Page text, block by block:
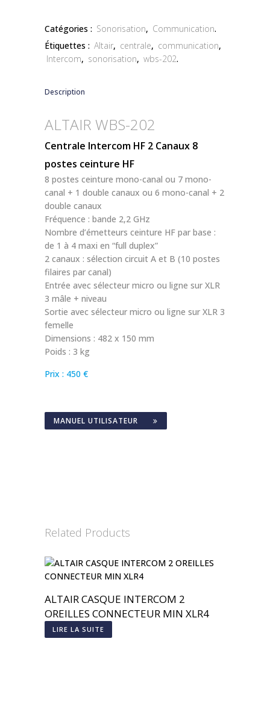
Catégories : Sonorisation, Communication.
Étiquettes : Altair, centrale, communication,
Intercom, sonorisation, wbs-202.
Description
ALTAIR WBS-202
Centrale Intercom HF 2 Canaux 8
postes ceinture HF
8 postes ceinture mono-canal ou 7 mono-
canal + 1 double canaux ou 6 mono-canal + 2
double canaux
Fréquence : bande 2,2 GHz
Nombre d’émetteurs ceinture HF par base :
de 1 à 4 maxi en “full duplex”
2 canaux : sélection circuit A et B (10 postes
filaires par canal)
Entrée avec sélecteur micro ou ligne sur XLR
3 mâle + niveau
Sortie avec sélecteur micro ou ligne sur XLR 3
femelle
Dimensions : 482 x 150 mm
Poids : 3 kg
Prix : 450 €
MANUEL UTILISATEUR
Related Products
ALTAIR CASQUE INTERCOM 2
OREILLES CONNECTEUR MIN XLR4
LIRE LA SUITE